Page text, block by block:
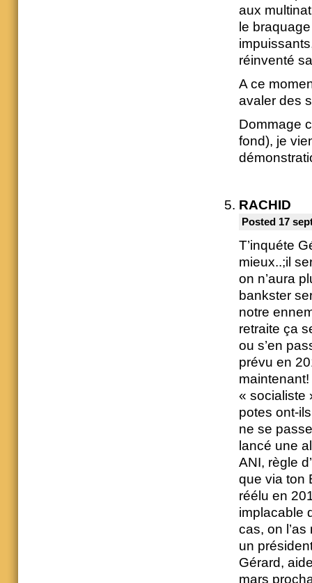
aux
le
réinventé
A ce
avaler des
Dommage
fond), je
RACHID
Posted 17
T’inquéte
mieux..;il
on n’aura
bankster
notre
retraite ça
ou s’en
prévu en
« socialiste
potes ont-
ne se
lancé une
ANI, règle
que via ton
réélu en
implacable
cas, on l’as
un
Gérard,
mars